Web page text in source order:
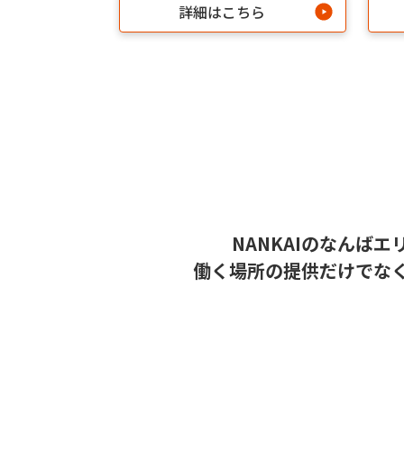
詳細はこちら
NANKAIのなんばエ
働く場所の提供だけでな